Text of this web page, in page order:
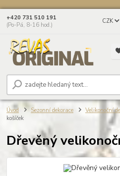
CZK
+420 731 510 191
(Po-Pá, 8-16 hod.)
Úvod Sezonní dekorace Velikonoční
košíček
Dřevěný